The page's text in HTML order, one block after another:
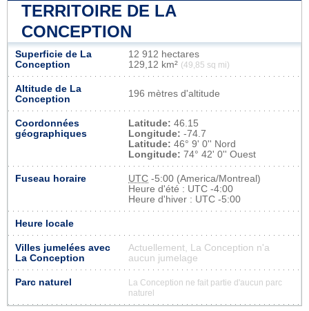
TERRITOIRE DE LA
CONCEPTION
Superficie de La
Conception
12 912 hectares
129,12 km² (49,85 sq mi)
Altitude de La
Conception
196 mètres d'altitude
Coordonnées
géographiques
Latitude: 46.15
Longitude: -74.7
Latitude: 46° 9' 0'' Nord
Longitude: 74° 42' 0'' Ouest
Fuseau horaire UTC -5:00 (America/Montreal)
Heure d'été : UTC -4:00
Heure d'hiver : UTC -5:00
Heure locale
Villes jumelées avec
La Conception
Actuellement, La Conception n'a
aucun jumelage
Parc naturel
La Conception ne fait partie d'aucun parc
naturel